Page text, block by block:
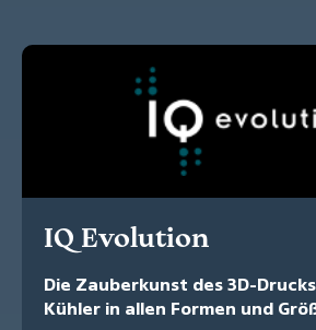
IQ Evolution
Die Zauberkunst des 3D-
Kühler in allen Formen und